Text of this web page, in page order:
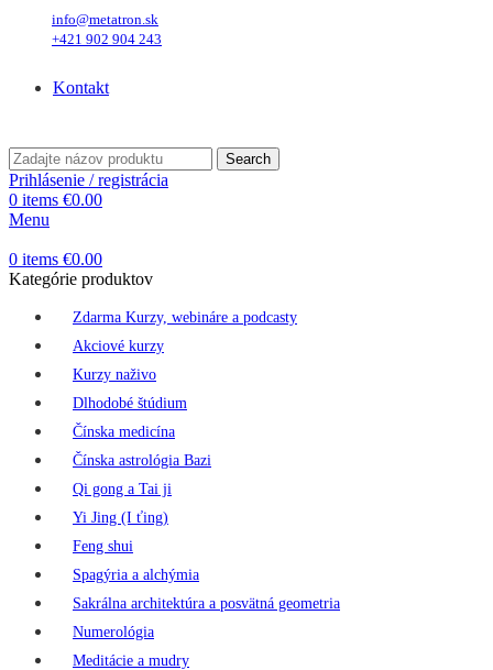
info@metatron.sk
+421 902 904 243
Kontakt
Search
Prihlásenie / registrácia
0 items €0.00
Menu
0 items €0.00
Kategórie produktov
Zdarma Kurzy, webináre a podcasty
Akciové kurzy
Kurzy naživo
Dlhodobé štúdium
Čínska medicína
Čínska astrológia Bazi
Qi gong a Tai ji
Yi Jing (I ťing)
Feng shui
Spagýria a alchýmia
Sakrálna architektúra a posvätná geometria
Numerológia
Meditácie a mudry